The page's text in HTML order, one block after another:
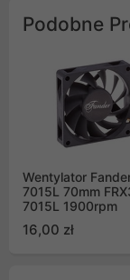
Podobne
Wentylator
7015L 70mm
7015L 1900rpm
16,00 zł